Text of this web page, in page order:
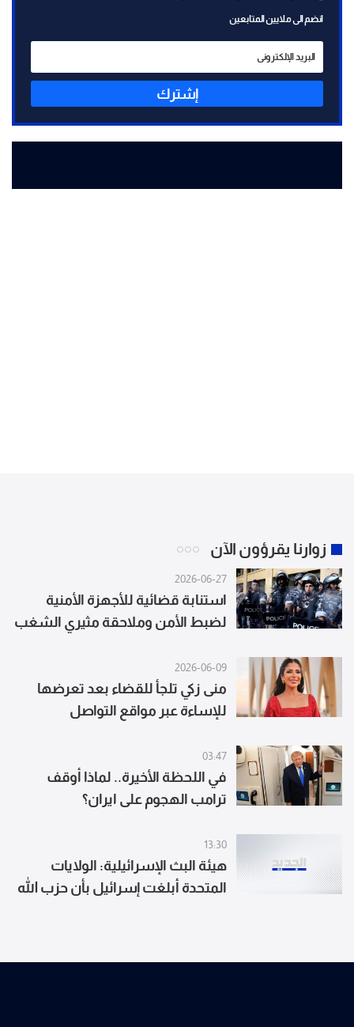
انضم الى ملايين المتابعين
إشترك
زوارنا يقرؤون الآن
2026-06-27
استنابة قضائية للأجهزة الأمنية
لضبط الأمن وملاحقة مثيري الشغب
2026-06-09
منى زكي تلجأ للقضاء بعد تعرضها
للإساءة عبر مواقع التواصل
03:47
في اللحظة الأخيرة.. لماذا أوقف
ترامب الهجوم على ايران؟
13:30
هيئة البث الإسرائيلية: الولايات
المتحدة أبلغت إسرائيل بأن حزب الله